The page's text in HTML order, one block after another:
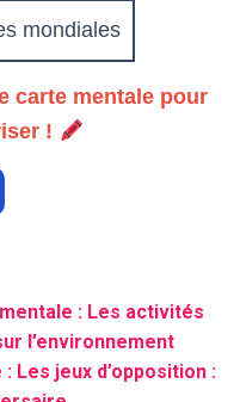
carte mentale pour
!
: Les activités
l’environnement
Les jeux d’opposition :